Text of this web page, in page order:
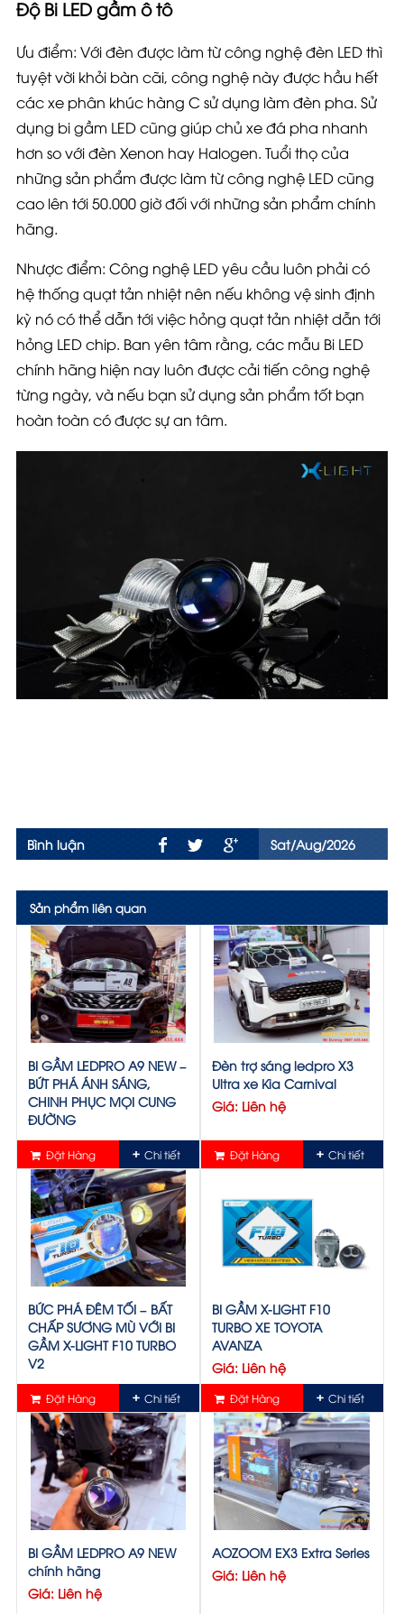
Độ Bi LED gầm ô tô
Ưu điểm: Với đèn được làm từ công nghệ đèn LED thì
tuyệt vời khỏi bàn cãi, công nghệ này được hầu hết
các xe phân khúc hàng C sử dụng làm đèn pha. Sử
dụng bi gầm LED cũng giúp chủ xe đá pha nhanh
hơn so với đèn Xenon hay Halogen. Tuổi thọ của
những sản phẩm được làm từ công nghệ LED cũng
cao lên tới 50.000 giờ đối với những sản phẩm chính
hãng.
Nhược điểm: Công nghệ LED yêu cầu luôn phải có
hệ thống quạt tản nhiệt nên nếu không vệ sinh định
kỳ nó có thể dẫn tới việc hỏng quạt tản nhiệt dẫn tới
hỏng LED chip. Ban yên tâm rằng, các mẫu Bi LED
chính hãng hiện nay luôn được cải tiến công nghệ
từng ngày, và nếu bạn sử dụng sản phẩm tốt bạn
hoàn toàn có được sự an tâm.
Bình luận Sat/Aug/2026
Sản phẩm liên quan
BI GẦM LEDPRO A9 NEW –
BỨT PHÁ ÁNH SÁNG,
CHINH PHỤC MỌI CUNG
ĐƯỜNG
Giá: Liên hệ
Đặt Hàng Chi tiết
Đèn trợ sáng ledpro X3
Ultra xe Kia Carnival
Giá: Liên hệ
Đặt Hàng Chi tiết
BỨC PHÁ ĐÊM TỐI – BẤT
CHẤP SƯƠNG MÙ VỚI BI
GẦM X-LIGHT F10 TURBO
V2
Giá: Liên hệ
Đặt Hàng Chi tiết
BI GẦM X-LIGHT F10
TURBO XE TOYOTA
AVANZA
Giá: Liên hệ
Đặt Hàng Chi tiết
BI GẦM LEDPRO A9 NEW
chính hãng
Giá: Liên hệ
AOZOOM EX3 Extra Series
Giá: Liên hệ